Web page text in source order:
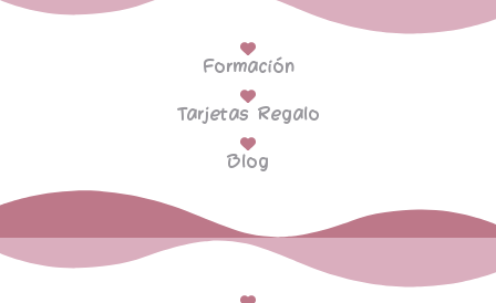
Formación
Tarjetas Regalo
Blog